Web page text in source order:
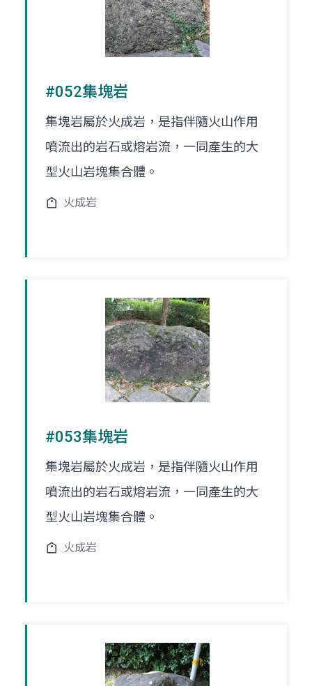
#052集塊岩
集塊岩屬於火成岩，是指伴隨火山作用
噴流出的岩石或熔岩流，一同產生的大
型火山岩塊集合體。
火成岩
#053集塊岩
集塊岩屬於火成岩，是指伴隨火山作用
噴流出的岩石或熔岩流，一同產生的大
型火山岩塊集合體。
火成岩